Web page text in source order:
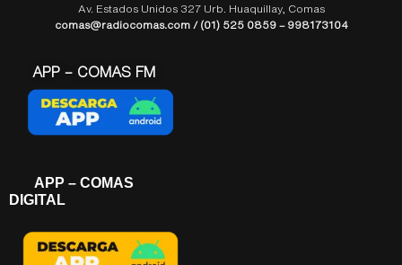
Av. Estados Unidos 327 Urb. Huaquillay, Comas
comas@radiocomas.com / (01) 525 0859 – 998173104
APP – COMAS FM
APP – COMAS
DIGITAL